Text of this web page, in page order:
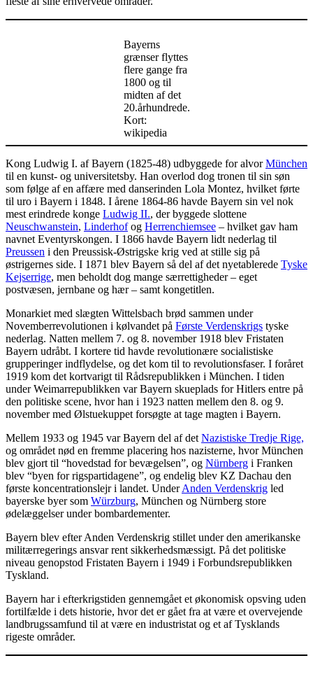
Bayerns
grænser flyttes
flere gange fra
1800 og til
midten af det
20.århundrede.
Kort:
wikipedia
Kong Ludwig I. af Bayern (1825-48) udbyggede for alvorMünchen
til en kunst- og universitetsby. Han overlod dog tronen til sin søn
som følge af en affære med danserinden Lola Montez, hvilket førte
til uro i Bayern i 1848. I årene 1864-86 havde Bayern sin vel nok
mest erindrede konge Ludwig II., der byggede slottene
Neuschwanstein, Linderhofog Herrenchiemsee – hvilket gav ham
navnet Eventyrskongen. I 1866 havde Bayern lidt nederlag til
Preussen i den Preussisk-Østrigske krig ved at stille sig på
østrigernes side. I 1871 blev Bayern så del af det nyetablerede Tyske
Kejserrige, men beholdt dog mange særrettigheder – eget
postvæsen, jernbane og hær – samt kongetitlen.
Monarkiet med slægten Wittelsbach brød sammen under
Novemberrevolutionen i kølvandet på Første Verdenskrigs tyske
nederlag. Natten mellem 7. og 8. november 1918 blev Fristaten
Bayern udråbt. I kortere tid havde revolutionære socialistiske
grupperinger indflydelse, og det kom til to revolutionsfaser. I foråret
1919 kom det kortvarigt til Rådsrepublikken i München. I tiden
under Weimarrepublikken var Bayern skueplads for Hitlers entre på
den politiske scene, hvor han i 1923 natten mellem den 8. og 9.
november med Ølstuekuppet forsøgte at tage magten i Bayern.
Mellem 1933 og 1945 var Bayern del af det Nazistiske Tredje Rige,
og området nød en fremme placering hos nazisterne, hvor München
blev gjort til “hovedstad for bevægelsen”, og Nürnberg i Franken
blev “byen for rigspartidagene”, og endelig blev KZ Dachau den
første koncentrationslejr i landet. UnderAnden Verdenskrig led
bayerske byer som Würzburg, München og Nürnberg store
ødelæggelser under bombardementer.
Bayern blev efter Anden Verdenskrig stillet under den amerikanske
militærregerings ansvar rent sikkerhedsmæssigt. På det politiske
niveau genopstod Fristaten Bayern i 1949 i Forbundsrepublikken
Tyskland.
Bayern har i efterkrigstiden gennemgået et økonomisk opsving uden
fortilfælde i dets historie, hvor det er gået fra at være et overvejende
landbrugssamfund til at være en industristat og et af Tysklands
rigeste områder.